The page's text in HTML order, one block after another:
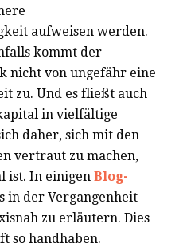
aufweisen werden.
kommt der
nicht von ungefähr eine
zu. Und es fließt auch
in vielfältige
daher, sich mit den
vertraut zu machen,
ist. In einigen Blog-
in der Vergangenheit
zu erläutern. Dies
so handhaben.